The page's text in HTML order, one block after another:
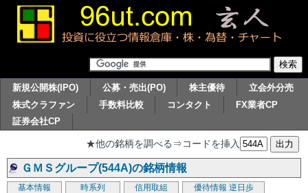
新規公開株(IPO) 公募・売出(PO) 株主優待
立会外分売
株式クラファン
手数料比較 コンタクト
FX業者CP
証券会社CP
★他の銘柄を調べる⇒コードを挿入
ＧＭＳグループ(544A)の銘柄情報
基本情報 時系列 信用取組 優待情報 逆日歩